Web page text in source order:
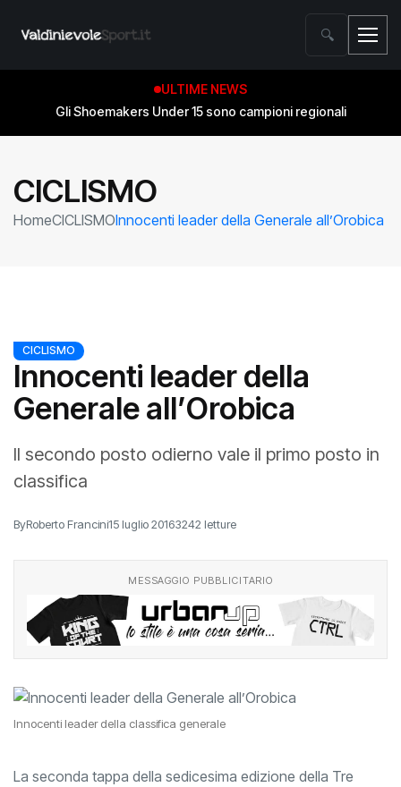
🔍
ULTIME NEWS
Gli Shoemakers Under 15 sono campioni regionali
CICLISMO
HomeCICLISMOInnocenti leader della Generale all’Orobica
CICLISMO
Innocenti leader della
Generale all’Orobica
Il secondo posto odierno vale il primo posto in
classifica
ByRoberto Francini15 luglio 20163242 letture
MESSAGGIO PUBBLICITARIO
Innocenti leader della classifica generale
La seconda tappa della sedicesima edizione della Tre